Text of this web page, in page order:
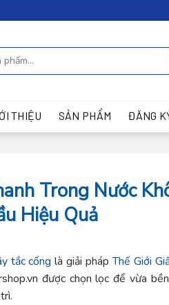
THIỆU SẢN PHẨM ĐĂNG
Trong Nước
Hiệu Quả
tắc cống là giải phápThế Giới
được chọn lọc để vừa